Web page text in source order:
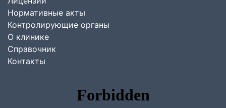
Нормативные акты
Контролирующие органы
О клинике
Справочник
Контакты